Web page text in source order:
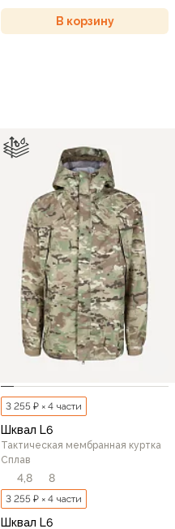
В корзину
3 255 ₽ × 4 части
Шквал L6
Тактическая мембранная куртка
Сплав
4,8 8
3 255 ₽ × 4 части
Шквал L6